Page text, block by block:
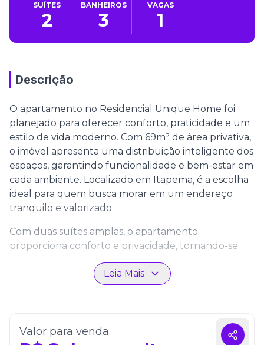
SUÍTES
2
BANHEIROS
3
VAGAS
1
Descrição
O apartamento no Residencial Unique Home foi
planejado para oferecer conforto, praticidade e um
estilo de vida moderno. Com 69m² de área privativa,
o imóvel apresenta uma distribuição inteligente dos
espaços, garantindo funcionalidade e bem-estar em
cada ambiente. Localizado em Itapema, é a escolha
ideal para quem busca morar em um endereço
tranquilo e valorizado.
Com duas suítes amplas, o apartamento
proporciona conforto e privacidade, tornando-se
perfeito para casais ou pequenas famílias. Os
ambientes integrados valorizam a convivência e a
iluminação natural, criando uma atmosfera leve e
Além disso, o imóvel conta com uma vaga de
Leia Mais
Valor para venda